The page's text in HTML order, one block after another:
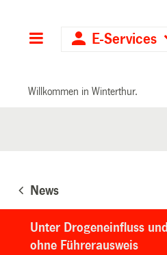
Hauptnavigation
E-Services
Willkommen in Winterthur.
News
Unter Drogeneinfluss und
ohne Führerausweis